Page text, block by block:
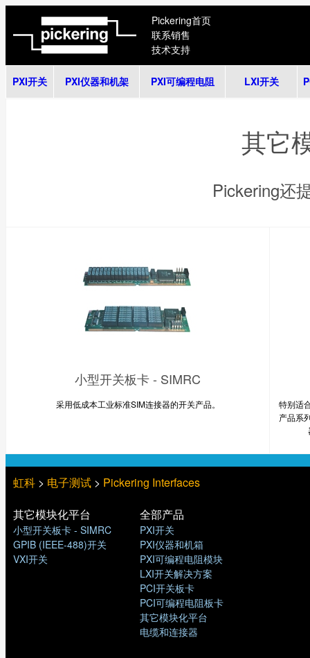
Pickering首页
联系销售
技术支持
PXI开关 PXI仪器和机架 PXI可编程电阻 LXI开关
其它
Pickering还
小型开关板卡 - SIMRC
采用低成本工业标准SIM连接器的开关产品。
特别适
产品系
虹科 > 电子测试 > Pickering Interfaces
其它模块化平台
小型开关板卡 - SIMRC
GPIB (IEEE-488)开关
VXI开关
全部产品
PXI开关
PXI仪器和机箱
PXI可编程电阻模块
LXI开关解决方案
PCI开关板卡
PCI可编程电阻板卡
其它模块化平台
电缆和连接器